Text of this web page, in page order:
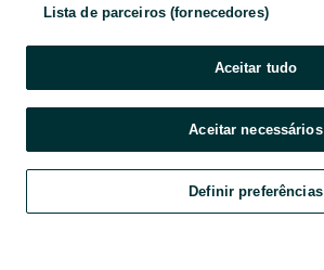
Explorar Favoritos Vender
Lista de parceiros (fornecedores)
Aceitar tudo
Aceitar necessários
Definir preferências